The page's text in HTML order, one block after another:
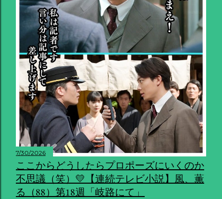
7/30/2026
ここからどうしたらプロポーズにいくのか
不思議（笑）💛【連続テレビ小説】風、薫
る（88）第18週「岐路にて」